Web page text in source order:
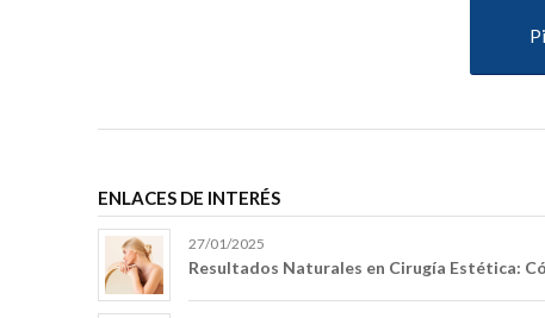
ENLACES DE INTERÉS
27/01/2025
Resultados Naturales en Cirugía Estética: